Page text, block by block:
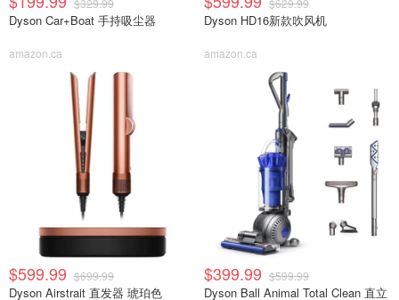
$329.99
Dyson Car+Boat 手持吸尘器
amazon.ca
$629.99
Dyson HD16新款吹风机
amazon.ca
$599.99 $699.99
Dyson Airstrait 直发器 琥珀色
$399.99 $599.99
Dyson Ball Animal Total Clean 直立